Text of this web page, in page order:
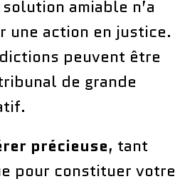
amiable n’a
une action en justice.
peuvent être
de grande
précieuse, tant
pour constituer votre